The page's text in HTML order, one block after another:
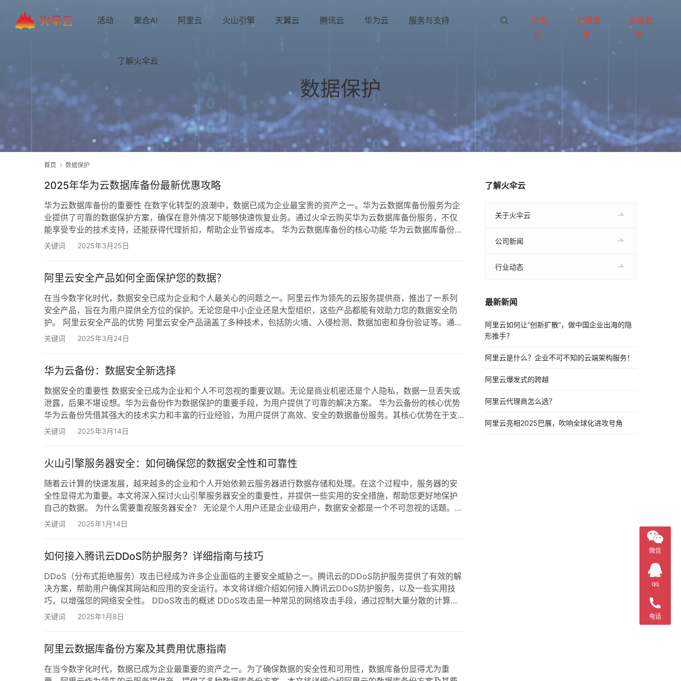
活动 聚合AI 阿里云 火山引擎 天翼云 腾讯云 华为云 服务与支持
了解火伞云
控制
台
代理登
录
注册登
陆
数据保护
首页 数据保护
2025年华为云数据库备份最新优惠攻略
华为云数据库备份的重要性 在数字化转型的浪潮中，数据已成为企业最宝贵的资产之一。华为云数据库备份服务为企
业提供了可靠的数据保护方案，确保在意外情况下能够快速恢复业务。通过火伞云购买华为云数据库备份服务，不仅
能享受专业的技术支持，还能获得代理折扣，帮助企业节省成本。 华为云数据库备份的核心功能 华为云数据库备份服
务支持多种数据库类型，包括MySQL、PostgreSQL、SQL Server等，满足不同企业的需求。其增量备份功能大大减
关键词 2025年3月25日
阿里云安全产品如何全面保护您的数据？
在当今数字化时代，数据安全已成为企业和个人最关心的问题之一。阿里云作为领先的云服务提供商，推出了一系列
安全产品，旨在为用户提供全方位的保护。无论您是中小企业还是大型组织，这些产品都能有效助力您的数据安全防
护。 阿里云安全产品的优势 阿里云安全产品涵盖了多种技术，包括防火墙、入侵检测、数据加密和身份验证等。通过
这些技术，用户可以实时监测和防御潜在的网络攻击，确保数据不被泄露或篡改。阿里云的安全产品还具备高可用性
关键词 2025年3月24日
华为云备份：数据安全新选择
数据安全的重要性 数据安全已成为企业和个人不可忽视的重要议题。无论是商业机密还是个人隐私，数据一旦丢失或
泄露，后果不堪设想。华为云备份作为数据保护的重要手段，为用户提供了可靠的解决方案。 华为云备份的核心优势
华为云备份凭借其强大的技术实力和丰富的行业经验，为用户提供了高效、安全的数据备份服务。其核心优势在于支
持多种数据类型的备份，包括文件、数据库、虚拟机等，满足不同用户的需求。华为云备份还提供了灵活的备份策
关键词 2025年3月14日
火山引擎服务器安全：如何确保您的数据安全性和可靠性
随着云计算的快速发展，越来越多的企业和个人开始依赖云服务器进行数据存储和处理。在这个过程中，服务器的安
全性显得尤为重要。本文将深入探讨火山引擎服务器安全的重要性，并提供一些实用的安全措施，帮助您更好地保护
自己的数据。 为什么需要重视服务器安全？ 无论是个人用户还是企业级用户，数据安全都是一个不可忽视的话题。火
山引擎服务器作为一种共用资源，面临着各种网络攻击、恶意软件、数据泄露等风险。如果不采取有效的安全措施，
关键词 2025年1月14日
如何接入腾讯云DDoS防护服务？详细指南与技巧
DDoS（分布式拒绝服务）攻击已经成为许多企业面临的主要安全威胁之一。腾讯云的DDoS防护服务提供了有效的解
决方案，帮助用户确保其网站和应用的安全运行。本文将详细介绍如何接入腾讯云DDoS防护服务，以及一些实用技
巧，以增强您的网络安全性。 DDoS攻击的概述 DDoS攻击是一种常见的网络攻击手段，通过控制大量分散的计算机
向目标服务器发送大量请求，导致其资源耗尽，从而使服务无法响应合法用户。可以想象，这种攻击对企业的损失是
关键词 2025年1月8日
阿里云数据库备份方案及其费用优惠指南
在当今数字化时代，数据已成为企业最重要的资产之一。为了确保数据的安全性和可用性，数据库备份显得尤为重
了解火伞云
关于火伞云
公司新闻
行业动态
最新新闻
阿里云如何让“创新扩散”，做中国企业出海的隐
形推手？
阿里云是什么？企业不可不知的云端架构服务！
阿里云爆发式的跨越
阿里云代理商怎么选？
阿里云亮相2025巴展，吹响全球化进攻号角
微信
qq
电话